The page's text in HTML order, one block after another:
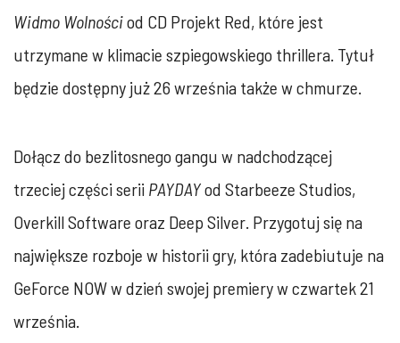
Widmo Wolnościod CD Projekt Red, które jest
utrzymane w klimacie szpiegowskiego thrillera. Tytuł
będzie dostępny już 26 września także w chmurze.
Dołącz do bezlitosnego gangu w nadchodzącej
trzeciej części serii PAYDAYod Starbeeze Studios,
Overkill Software oraz Deep Silver. Przygotuj się na
największe rozboje w historii gry, która zadebiutuje na
GeForce NOW w dzień swojej premiery w czwartek 21
września.